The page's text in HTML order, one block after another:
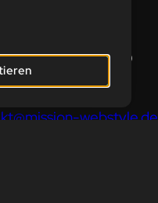
oHG
Regitz-Straße 40
webstyle.de